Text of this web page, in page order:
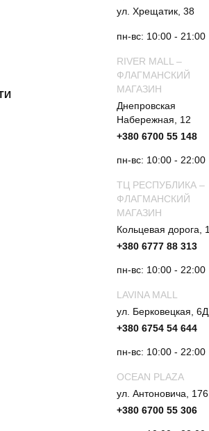
ул. Хрещатик, 38
пн-вс: 10:00 - 21:00
RIVER MALL –
ФЛАГМАНСКИЙ
МАГАЗИН
Днепровская
Набережная, 12
+380 6700 55 148
пн-вс: 10:00 - 22:00
ТЦ РЕСПУБЛИКА –
ФЛАГМАНСКИЙ
МАГАЗИН
Кольцевая дорога, 1
+380 6777 88 313
пн-вс: 10:00 - 22:00
LAVINA MALL
ул. Берковецкая, 6Д
+380 6754 54 644
пн-вс: 10:00 - 22:00
OCEAN PLAZA
ул. Антоновича, 176
+380 6700 55 306